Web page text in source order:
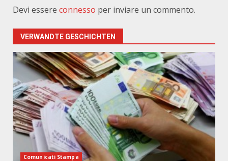
Devi essere connesso per inviare un commento.
VERWANDTE GESCHICHTEN
Comunicati Stampa